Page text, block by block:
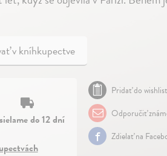
v kníhkupectve
do 12 dní
Pridať do
Odporučiť
Zdielať na